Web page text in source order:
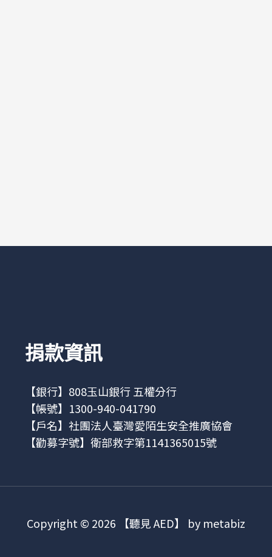
捐款資訊
【銀行】808玉山銀行 五權分行
【帳號】1300-940-041790
【戶名】社團法人臺灣愛陌生安全推廣協會
【勸募字號】衛部救字第1141365015號
Copyright © 2026 【聽見 AED】 by metabiz